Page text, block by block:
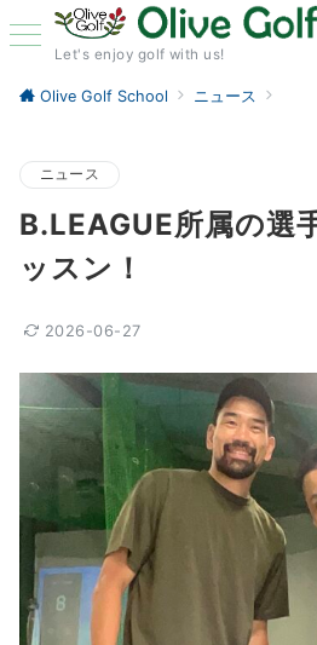
Let's enjoy golf with us!
Olive Golf School ニュース
ニュース
B.LEAGUE所属の選
ッスン！
2026-06-27